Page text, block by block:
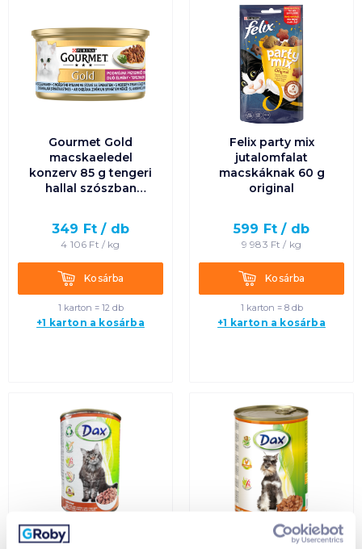
Gourmet Gold
macskaeledel
konzerv 85 g tengeri
hallal szószban
349 Ft / db
4 106 Ft / kg
KosárbaKosárba
1 karton = 12 db
+1 karton a kosárba
Felix party mix
jutalomfalat
macskáknak 60 g
original
599 Ft / db
9 983 Ft / kg
KosárbaKosárba
1 karton = 8 db
+1 karton a kosárba
Dax nedves
Dax nedves